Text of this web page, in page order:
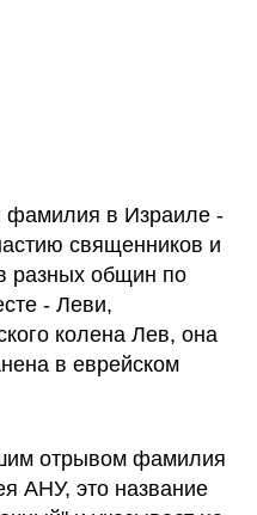
фамилия в Израиле -
священников и
разных общин по
- Леви,
колена Лев, она
в еврейском
отрывом фамилия
АНУ, это название